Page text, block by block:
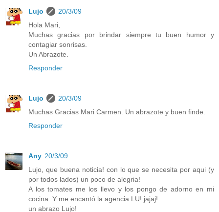
Lujo
20/3/09
Hola Mari,
Muchas gracias por brindar siempre tu buen humor y
contagiar sonrisas.
Un Abrazote.
Responder
Lujo
20/3/09
Muchas Gracias Mari Carmen. Un abrazote y buen finde.
Responder
Any 20/3/09
Lujo, que buena noticia! con lo que se necesita por aqui (y
por todos lados) un poco de alegria!
A los tomates me los llevo y los pongo de adorno en mi
cocina. Y me encantó la agencia LU! jajaj!
un abrazo Lujo!